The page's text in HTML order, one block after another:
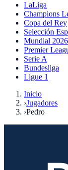
LaLiga
Champions
Copa del Rey
Selección
Mundial 2026
Premier
Serie A
Bundesliga
Ligue 1
Inicio
›Jugadores
›Pedro